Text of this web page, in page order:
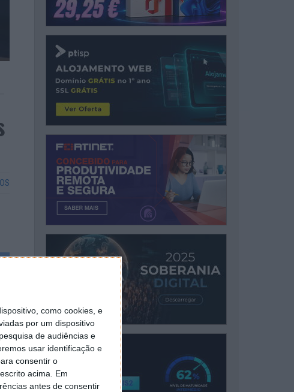
como cookies, e
por um dispositivo
de audiências e
usar identificação e
consentir o
acima. Em
antes de consentir